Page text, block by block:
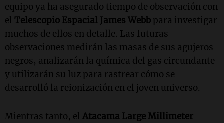
equipo ya ha asegurado tiempo de observación con
el Telescopio Espacial James Webb para investigar
muchos de ellos en detalle. Las futuras
observaciones medirán las masas de sus agujeros
negros, analizarán la química del gas circundante
y utilizarán su luz para rastrear cómo se
desarrolló la reionización en el joven universo.
Mientras tanto, el Atacama Large Millimeter